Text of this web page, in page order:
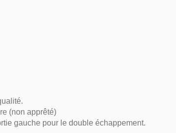
(non apprêté)
gauche pour le double échappement.